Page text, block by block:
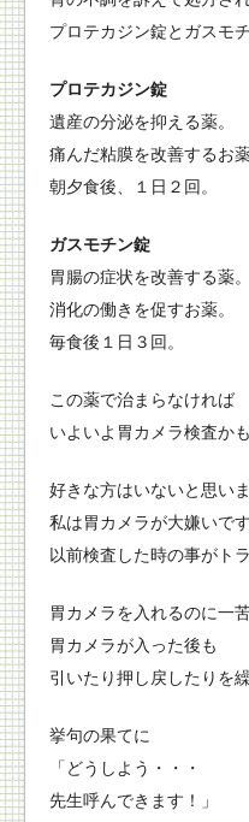
プロテカジン錠とガスモチ
プロテカジン錠
遺産の分泌を抑える薬。
痛んだ粘膜を改善するお薬
朝夕食後、１日２回。
ガスモチン錠
胃腸の症状を改善する薬。
消化の働きを促すお薬。
毎食後１日３回。
この薬で治まらなければ
いよいよ胃カメラ検査か
好きな方はいないと思い
私は胃カメラが大嫌いです
以前検査した時の事がト
胃カメラを入れるのに一苦
胃カメラが入った後も
引いたり押し戻したりを繰
挙句の果てに
「どうしよう・・・
先生呼んできます！」